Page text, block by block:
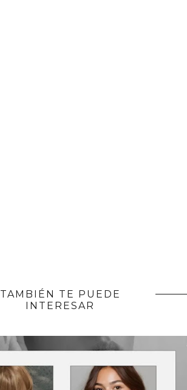
TAMBIÉN TE PUEDE
INTERESAR